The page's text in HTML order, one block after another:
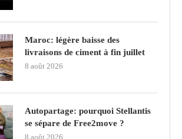
Maroc: légère baisse des
livraisons de ciment à fin juillet
8 août 2026
Autopartage: pourquoi Stellantis
se sépare de Free2move ?
8 août 2026